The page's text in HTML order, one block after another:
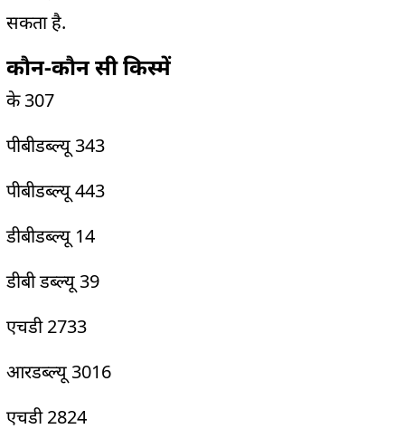
सकता है.
कौन-कौन सी किस्‍में
के 307
पीबीडब्ल्यू 343
पीबीडब्ल्यू 443
डीबीडब्ल्यू 14
डीबी डब्ल्यू 39
एचडी 2733
आरडब्ल्यू 3016
एचडी 2824